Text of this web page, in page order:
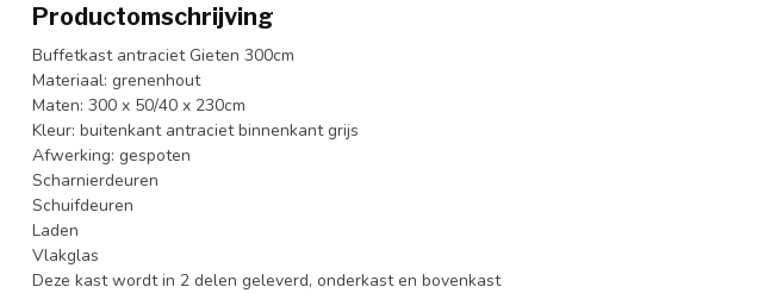
Productomschrijving
Buffetkast antraciet Gieten 300cm
Materiaal: grenenhout
Maten: 300 x 50/40 x 230cm
Kleur: buitenkant antraciet binnenkant grijs
Afwerking: gespoten
Scharnierdeuren
Schuifdeuren
Laden
Vlakglas
Deze kast wordt in 2 delen geleverd, onderkast en bovenkast